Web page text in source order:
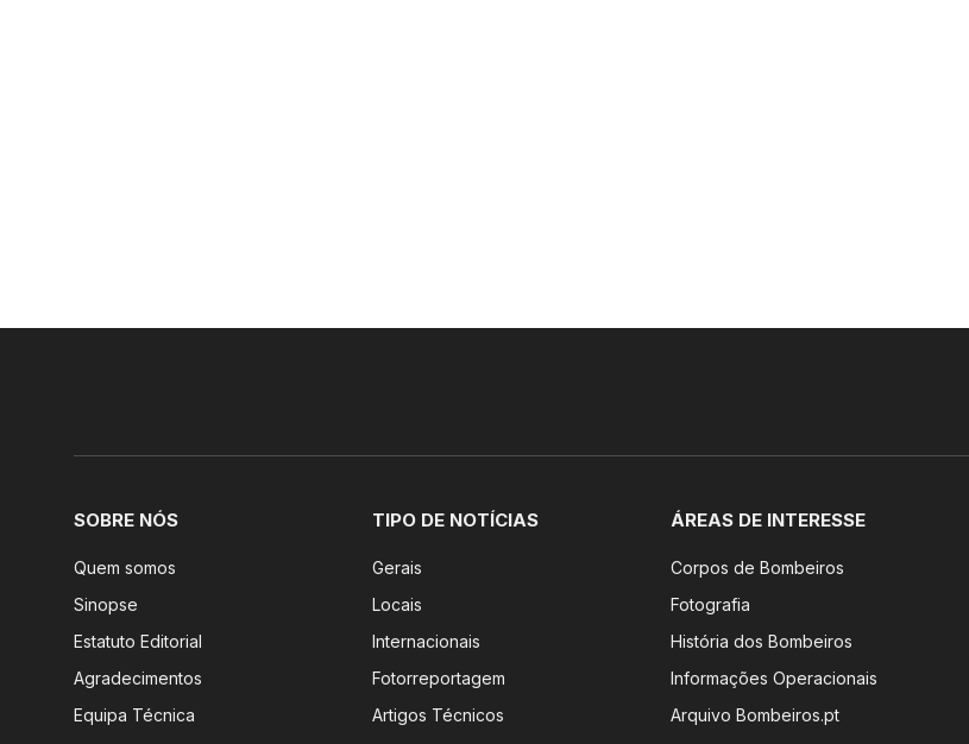
SOBRE NÓS
Quem somos
Sinopse
Estatuto Editorial
Agradecimentos
Equipa Técnica
TIPO DE NOTÍCIAS
Gerais
Locais
Internacionais
Fotorreportagem
Artigos Técnicos
ÁREAS DE INTERESSE
Corpos de Bombeiros
Fotografia
História dos Bombeiros
Informações Operacionais
Arquivo Bombeiros.pt